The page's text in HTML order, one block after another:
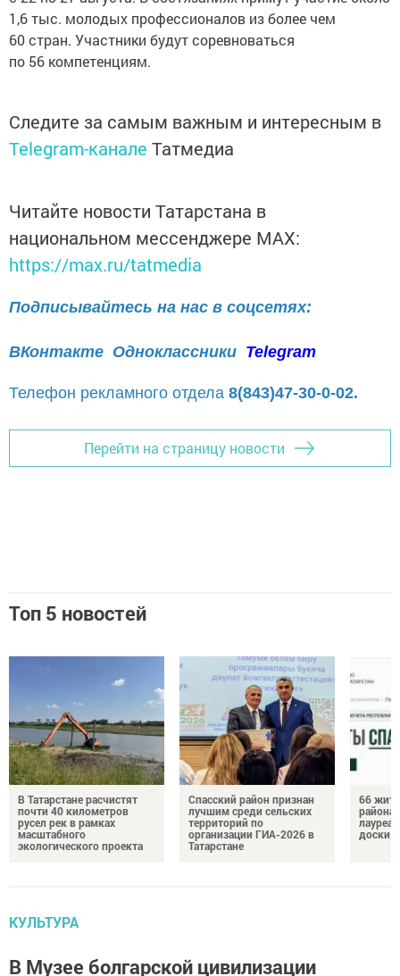
1,6 тыс. молодых профессионалов из более чем
60 стран. Участники будут соревноваться
по 56 компетенциям.
Следите за самым важным и интересным в
Telegram-канале Татмедиа
Читайте новости Татарстана в
национальном мессенджере MАХ:
https://max.ru/tatmedia
Подписывайтесь на нас в соцсетях:
ВКонтакте Одноклассники Telegram
Телефон рекламного отдела 8(843)47-30-0-02.
Перейти на страницу новости
Топ 5 новостей
В Татарстане расчистят
почти 40 километров
русел рек в рамках
масштабного
экологического проекта
Спасский район признан
лучшим среди сельских
территорий по
организации ГИА-2026 в
Татарстане
66
района
доски
КУЛЬТУРА
В Музее болгарской цивилизации